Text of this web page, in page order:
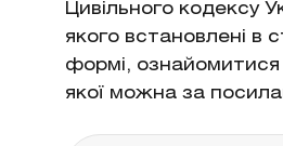
Цивільного кодексу
якого встановлені в
формі, ознайомитися
якої можна за